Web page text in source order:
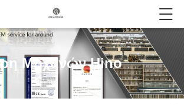
Μηχανών Hino